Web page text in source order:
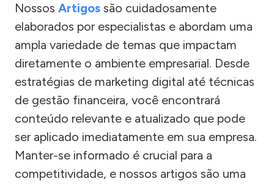
Nossos Artigos são cuidadosamente
elaborados por especialistas e abordam uma
ampla variedade de temas que impactam
diretamente o ambiente empresarial. Desde
estratégias de marketing digital até técnicas
de gestão financeira, você encontrará
conteúdo relevante e atualizado que pode
ser aplicado imediatamente em sua empresa.
Manter-se informado é crucial para a
competitividade, e nossos artigos são uma